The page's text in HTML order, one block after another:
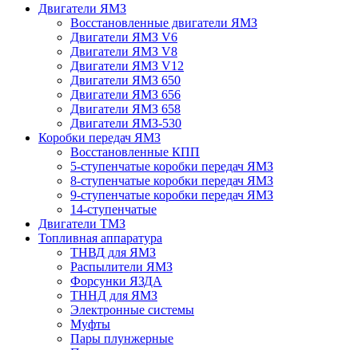
Двигатели ЯМЗ
Восстановленные двигатели ЯМЗ
Двигатели ЯМЗ V6
Двигатели ЯМЗ V8
Двигатели ЯМЗ V12
Двигатели ЯМЗ 650
Двигатели ЯМЗ 656
Двигатели ЯМЗ 658
Двигатели ЯМЗ-530
Коробки передач ЯМЗ
Восстановленные КПП
5-ступенчатые коробки передач ЯМЗ
8-ступенчатые коробки передач ЯМЗ
9-ступенчатые коробки передач ЯМЗ
14-ступенчатые
Двигатели ТМЗ
Топливная аппаратура
ТНВД для ЯМЗ
Распылители ЯМЗ
Форсунки ЯЗДА
ТННД для ЯМЗ
Электронные системы
Муфты
Пары плунжерные